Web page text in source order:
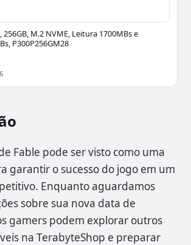
256GB, M.2 NVME, Leitura 1700MBs e
P300P256GM28
Fable pode ser visto como uma
garantir o sucesso do jogo em um
Enquanto aguardamos
sobre sua nova data de
gamers podem explorar outros
na TerabyteShop e preparar